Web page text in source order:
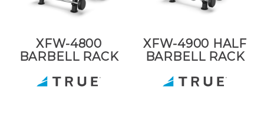
XFW-4800
BARBELL RACK
XFW-4900 HALF
BARBELL RACK